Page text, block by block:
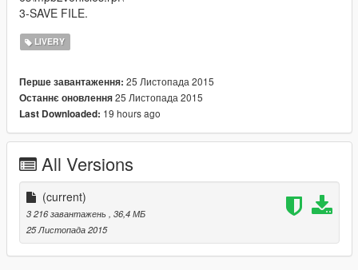
3-SAVE FILE.
LIVERY
Перше завантаження: 25 Листопада 2015
Останнє оновлення25 Листопада 2015
Last Downloaded: 19 hours ago
All Versions
(current)
3 216 завантажень
, 36,4 МБ
25 Листопада 2015